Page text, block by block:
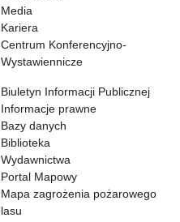
Media
Kariera
Centrum Konferencyjno-
Wystawiennicze
Biuletyn Informacji Publicznej
Informacje prawne
Bazy danych
Biblioteka
Wydawnictwa
Portal Mapowy
Mapa zagrożenia pożarowego
lasu